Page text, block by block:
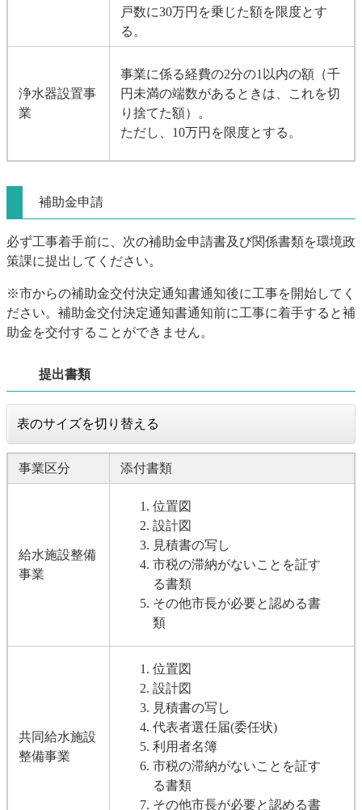
戸数に30万円を乗じた額を限度とす
る。
浄水器設置事
業
事業に係る経費の2分の1以内の額（千
円未満の端数があるときは、これを切
り捨てた額）。
ただし、10万円を限度とする。
補助金申請
必ず工事着手前に、次の補助金申請書及び関係書類を環境政
策課に提出してください。
※市からの補助金交付決定通知書通知後に工事を開始してく
ださい。補助金交付決定通知書通知前に工事に着手すると補
助金を交付することができません。
提出書類
表のサイズを切り替える
事業区分 添付書類
給水施設整備
事業
位置図
設計図
見積書の写し
市税の滞納がないことを証す
る書類
その他市長が必要と認める書
類
共同給水施設
整備事業
位置図
設計図
見積書の写し
代表者選任届(委任状)
利用者名簿
市税の滞納がないことを証す
る書類
その他市長が必要と認める書